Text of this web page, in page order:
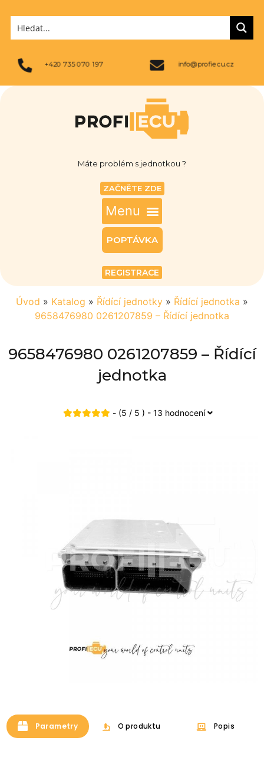
+420 735 070 197 info@profiecu.cz
Máte problém s jednotkou ?
ZAČNĚTE ZDE
POPTÁVKA
REGISTRACE
Úvod » Katalog » Řídící jednotky » Řídící jednotka »
9658476980 0261207859 – Řídící jednotka
9658476980 0261207859 – Řídící
jednotka
- (5 / 5 ) - 13 hodnocení
Parametry O produktu Popis